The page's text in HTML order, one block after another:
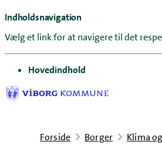
Indholdsnavigation
Vælg et link for at navigere til det
gå til
Hovedindhold
Forside Borger Klima